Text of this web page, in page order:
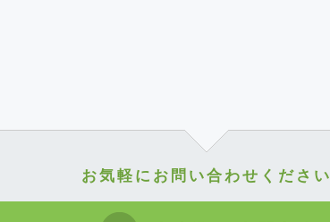
お気軽にお問い合わせください